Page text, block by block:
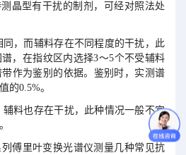
晶型有干扰的制剂，可经对照法处
，而辅料存在不同程度的干扰，此
，在指纹区内选择3～5个不受辅料
作为鉴别的依据。鉴别时，实测谱
的0.5%。
料也存在干扰，此种情况一般不宜
傅里叶变换光谱仪测量几种常见抗